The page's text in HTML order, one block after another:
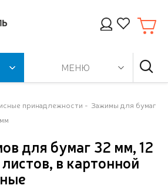
МЕНЮ
принадлежности
Зажимы для бумаг
для бумаг 32 мм, 12
в картонной